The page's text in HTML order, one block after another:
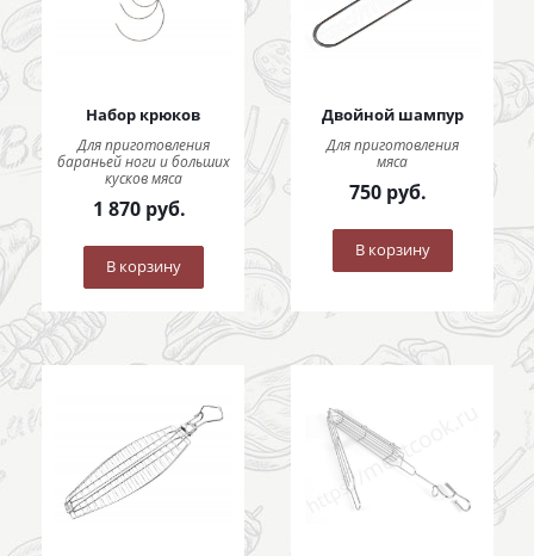
Набор крюков
Для приготовления
бараньей ноги и больших
кусков мяса
1 870руб.
В корзину
Двойной шампур
Для приготовления
мяса
750 руб.
В корзину